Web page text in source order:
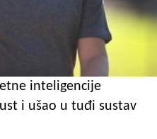
inteligencije
i ušao u tuđi sustav